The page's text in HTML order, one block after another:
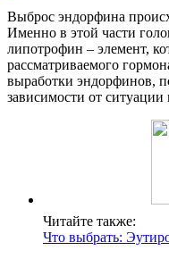
Выброс эндорфина
Именно в этой части
липотрофин – элемент,
рассматриваемого
выработки эндорфинов,
зависимости от
Читайте также:
Что выбрать: